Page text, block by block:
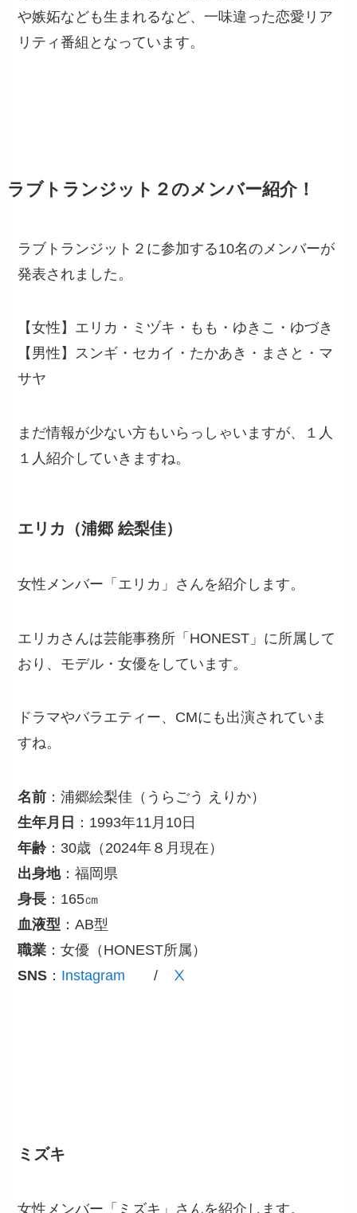
や嫉妬なども生まれるなど、一味違った恋愛リア
リティ番組となっています。
ラブトランジット２のメンバー紹介！
ラブトランジット２に参加する10名のメンバーが
発表されました。
【女性】エリカ・ミヅキ・もも・ゆきこ・ゆづき
【男性】スンギ・セカイ・たかあき・まさと・マ
サヤ
まだ情報が少ない方もいらっしゃいますが、１人
１人紹介していきますね。
エリカ（浦郷 絵梨佳）
女性メンバー「エリカ」さんを紹介します。
エリカさんは芸能事務所「HONEST」に所属して
おり、モデル・女優をしています。
ドラマやバラエティー、CMにも出演されていま
すね。
名前 ：浦郷絵梨佳（うらごう えりか）
生年月日 ：1993年11月10日
年齢：30歳（2024年８月現在）
出身地：福岡県
身長 ：165㎝
血液型 ：AB型
職業 ：女優（HONEST所属）
SNS ： Instagram / Ⅹ
ミズキ
女性メンバー「ミズキ」さんを紹介します。